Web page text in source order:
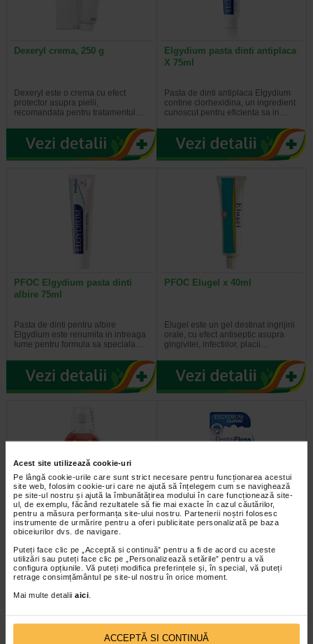
Acest site utilizează cookie-uri
Pe lângă cookie-urile care sunt strict necesare pentru funcționarea acestui
site web, folosim cookie-uri care ne ajută să înțelegem cum se navighează
pe site-ul nostru și ajută la îmbunătățirea modului în care funcționează site-
ul, de exemplu, făcând rezultatele să fie mai exacte în cazul căutărilor,
pentru a măsura performanța site-ului nostru. Partenerii noștri folosesc
instrumente de urmărire pentru a oferi publicitate personalizată pe baza
obiceiurilor dvs. de navigare.
Puteți face clic pe „Acceptă si continuă” pentru a fi de acord cu aceste
utilizări sau puteți face clic pe „Personalizează setările” pentru a vă
configura opțiunile. Vă puteți modifica preferințele și, în special, vă puteți
retrage consimțământul pe site-ul nostru în orice moment.
Mai multe detalii aici
ACCEPTĂ SI CONTINUĂ
Dexeryl crema, 250 g
Dexeryl este o crema cu efect
protector asupra pielii,
recomandata pentru tratamentul…
Elgydium pasta dinti antiplaca
X 75ml
Pasta de dinti antiplaca Elgydium
contine clorhexidina, un ingredient
cunoscut pentru eficienta sa in…
PFOC Elgydium pasta dinti
albire 75ml
Pasta de dinti pentru albire
Elgydium este renumita in intreaga
lume pentru formula sa speciala…
PFOC Elugel x 40ml
Elugel este un gel destinat ingrijirii
orale, cu efect antiseptic asupra
gingivitei, infectiilor, placii…
PFOC Eludril apa de gura 500
ml
Apa de gura Eludril are actiune
fungicida, cicatrizanta. De
asemenea, are un spectru larg…
PFOC Elgydium ata dentara
antiplaca 50 m
Elgydium ata dentara favorizeaza
eliminarea placii dentare. Patrunde
cu usurinta intre dinti si…